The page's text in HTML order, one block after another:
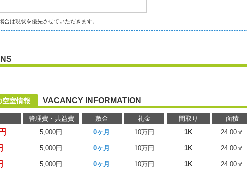
は現状を優先させていただきます。
空室情報 VACANCY INFORMATION
管理費・共益費 敷金 礼金 間取り 面積
5,000円 0ヶ月 10万円 1K 24.00㎡
5,000円 0ヶ月 10万円 1K 24.00㎡
5,000円 0ヶ月 10万円 1K 24.00㎡